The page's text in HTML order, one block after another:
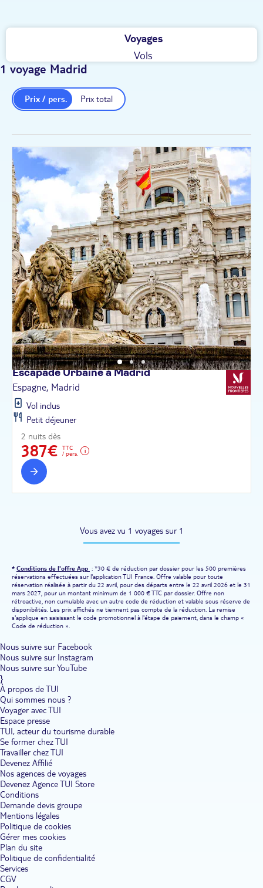
Voyages
Vols
1 voyage Madrid
Prix total
Prix / pers.
Escapade Urbaine àMadrid
Espagne, Madrid
Vol inclus
Petit déjeuner
2 nuits dès
387€
TTC
/ pers.
Vous avez vu 1 voyages sur 1
* Conditions de l'offre App : *30 € de réduction par dossier pour les 500 premières
réservations effectuées sur l'application TUI France. Offre valable pour toute
réservation réalisée à partir du 22 avril, pour des départs entre le 22 avril 2026 et le 31
mars 2027, pour un montant minimum de 1 000 € TTC par dossier. Offre non
rétroactive, non cumulable avec un autre code de réduction et valable sous réserve de
disponibilités. Les prix affichés ne tiennent pas compte de la réduction. La remise
s'applique en saisissant le code promotionnel à l'étape de paiement, dans le champ «
Code de réduction ».
Nous suivre sur Facebook
Nous suivre sur Instagram
Nous suivre sur YouTube
}
À propos de TUI
Qui sommes nous ?
Voyager avec TUI
Espace presse
TUI, acteur du tourisme durable
Se former chez TUI
Travailler chez TUI
Devenez Affilié
Nos agences de voyages
Devenez Agence TUI Store
Conditions
Demande devis groupe
Mentions légales
Politique de cookies
Gérer mes cookies
Plan du site
Politique de confidentialité
Services
CGV